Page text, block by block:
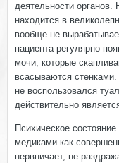
деятельности
находится в
вообще не
пациента регулярно
мочи, которые
всасываются
не воспользовался
действительно
Психическое
медиками как
нервничает, не